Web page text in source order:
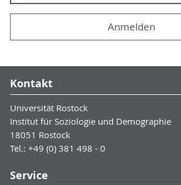
Kontakt
Universität Rostock
Institut für Soziologie und Demographie
18051 Rostock
Tel.: +49 (0) 381 498 - 0
Service